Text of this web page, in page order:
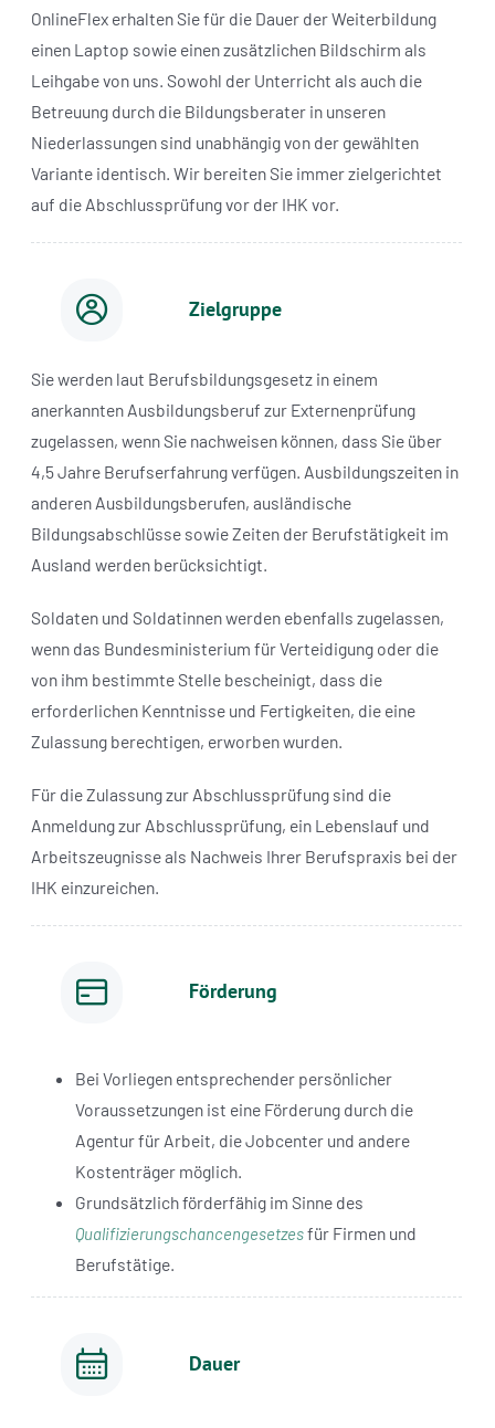
OnlineFlex erhalten Sie für die Dauer der Weiterbildung
einen Laptop sowie einen zusätzlichen Bildschirm als
Leihgabe von uns. Sowohl der Unterricht als auch die
Betreuung durch die Bildungsberater in unseren
Niederlassungen sind unabhängig von der gewählten
Variante identisch. Wir bereiten Sie immer zielgerichtet
auf die Abschlussprüfung vor der IHK vor.
Zielgruppe
Sie werden laut Berufsbildungsgesetz in einem
anerkannten Ausbildungsberuf zur Externenprüfung
zugelassen, wenn Sie nachweisen können, dass Sie über
4,5 Jahre Berufserfahrung verfügen. Ausbildungszeiten in
anderen Ausbildungsberufen, ausländische
Bildungsabschlüsse sowie Zeiten der Berufstätigkeit im
Ausland werden berücksichtigt.
Soldaten und Soldatinnen werden ebenfalls zugelassen,
wenn das Bundesministerium für Verteidigung oder die
von ihm bestimmte Stelle bescheinigt, dass die
erforderlichen Kenntnisse und Fertigkeiten, die eine
Zulassung berechtigen, erworben wurden.
Für die Zulassung zur Abschlussprüfung sind die
Anmeldung zur Abschlussprüfung, ein Lebenslauf und
Arbeitszeugnisse als Nachweis Ihrer Berufspraxis bei der
IHK einzureichen.
Förderung
Bei Vorliegen entsprechender persönlicher
Voraussetzungen ist eine Förderung durch die
Agentur für Arbeit, die Jobcenter und andere
Kostenträger möglich.
Grundsätzlich förderfähig im Sinne des
Qualifizierungschancengesetzesfür Firmen und
Berufstätige.
Dauer